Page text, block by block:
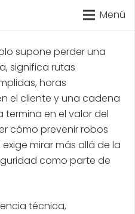
Menú
supone perder una
significa rutas
horas
el cliente y una cadena
en el valor del
cómo prevenir robos
mirar más allá de la
como parte de
técnica,